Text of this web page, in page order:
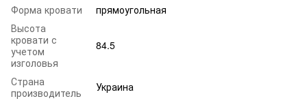
Форма кровати
прямоугольная
Высота
кровати с
учетом
изголовья
84.5
Страна
производитель
Украина